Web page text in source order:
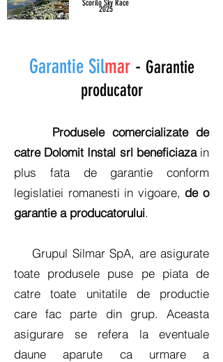
Scorilo Sky Race
2025
Garantie Silmar- Garantie
producator
Produsele comercializate de
catre Dolomit Instal srl beneficiazain
plus fata de garantie conform
legislatiei romanesti in vigoare, de o
garantie a producatorului.
Grupul Silmar SpA, are asigurate
toate produsele puse pe piata de
catre toate unitatile de productie
care fac parte din grup. Aceasta
asigurare se refera la eventuale
daune aparute ca urmare a